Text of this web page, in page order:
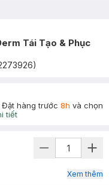
Tái Tạo & Phục
)
Đặt hàng trước 8h và chọn
tiết
Xem thêm